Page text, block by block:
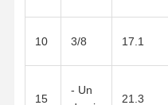
10 3/8 17.1
15
- Un
21.3